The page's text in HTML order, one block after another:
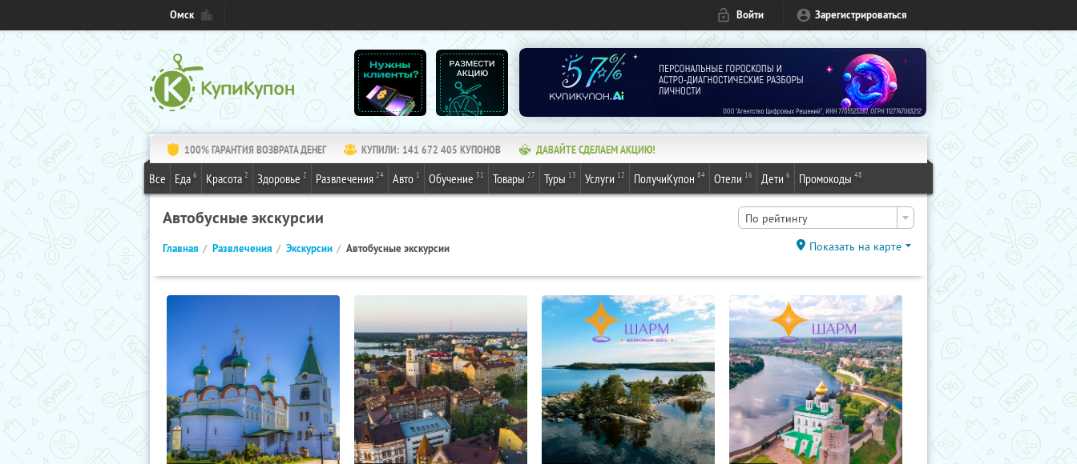
Омск Войти Зарегистрироваться
100% ГАРАНТИЯ ВОЗВРАТА ДЕНЕГ КУПИЛИ: 141 672 405 КУПОНОВ ДАВАЙТЕ СДЕЛАЕМ АКЦИЮ!
Все Еда 6 Красота 2 Здоровье 2 Развлечения 24 Авто 1 Обучение 31 Товары 27 Туры 13 Услуги 12 ПолучиКупон 84 Отели 16 Дети 6 Промокоды 48
Автобусные экскурсии По рейтингу
Главная Развлечения Экскурсии Автобусные экскурсии Показать на карте